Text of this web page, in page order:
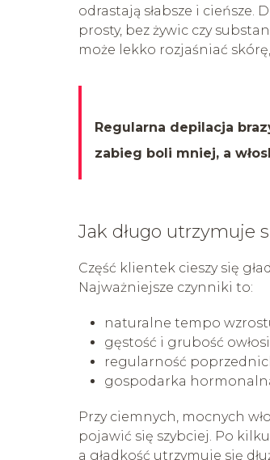
odrastają słabsze i cieńsze.
prosty, bez żywic czy
może lekko rozjaśniać
Regularna depilacja
zabieg boli mniej, a
Jak długo utrzymuje
Część klientek cieszy się
Najważniejsze czynniki to:
naturalne tempo
gęstość i grubość
regularność
gospodarka
Przy ciemnych, mocnych
pojawić się szybciej. Po kilku
a gładkość utrzymuje się